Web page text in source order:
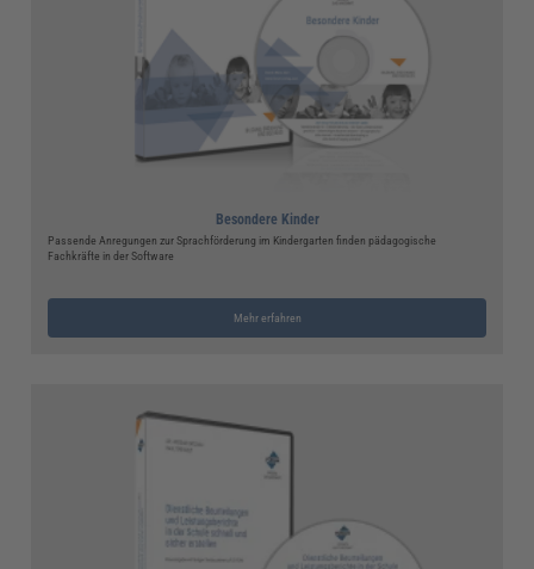
Besondere Kinder
Passende Anregungen zur Sprachförderung im Kindergarten finden pädagogische
Fachkräfte in der Software
Mehr erfahren